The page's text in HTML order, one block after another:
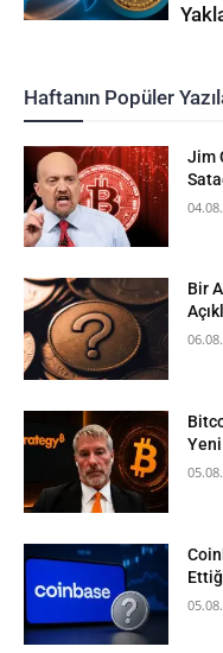
Haftanın Popüler
Jim
Bir